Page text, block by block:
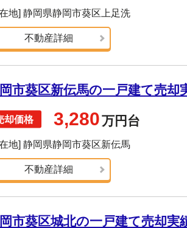
地] 静岡県静岡市葵区上足洗
不動産詳細
市葵区新伝馬の一戸建て売却
3,280万円台
地] 静岡県静岡市葵区新伝馬
不動産詳細
市葵区城北の一戸建て売却実